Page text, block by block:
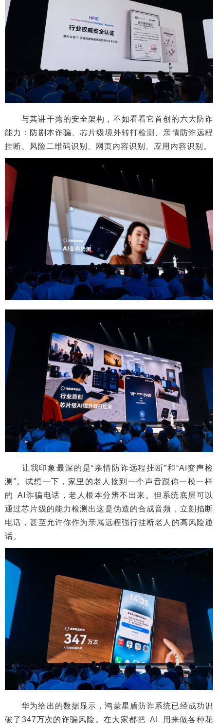
与其讲干瘪的安全架构，不如看看它首创的六大防诈
能力：防剧本诈骗、芯片级境外转打检测、亲情防诈远程
挂断、风险二维码识别、网页内容识别、应用内容识别。
让我印象最深的是“亲情防诈远程挂断”和“AI变声检
测”。试想一下，家里的老人接到一个声音跟你一模一样
的 AI诈骗电话，老人根本分辨不出来。但系统底层可以
通过芯片级的能力检测出这是伪造的合成音频，立刻掐断
电话，甚至允许你作为亲属远程强行挂断老人的高风险通
话。
华为给出的数据显示，鸿蒙星盾防诈系统已经成功识
破了347万次的诈骗风险。在大家都把 AI 用来做各种花